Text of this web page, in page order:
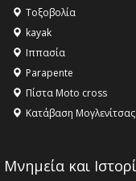
11:36 -Λάκης
το Μουσείο της
18:09 -
όμορφο θερινό
Τοξοβολία
kayak
Ιππασία
Parapente
Πίστα Moto cross
Κατάβαση
Μνημεία και